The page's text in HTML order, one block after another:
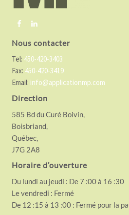
Nous contacter
Tel: 450-420-3403
Fax: 450-420-3419
Email: info@applicationmp.com
Direction
585 Bd du Curé Boivin,
Boisbriand,
Québec,
J7G 2A8
Horaire d’ouverture
Du lundi au jeudi : De 7 :00 à 16 :30
Le vendredi : Fermé
De 12 :15 à 13 :00 : Fermé pour la